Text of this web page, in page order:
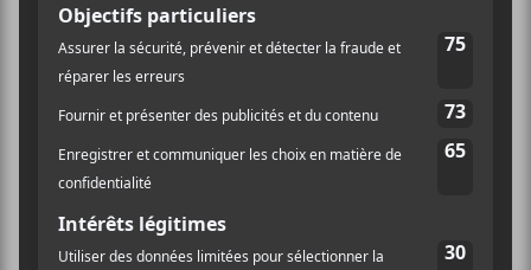
DISTORSION 2022 ―
Jour 2
Atlantic